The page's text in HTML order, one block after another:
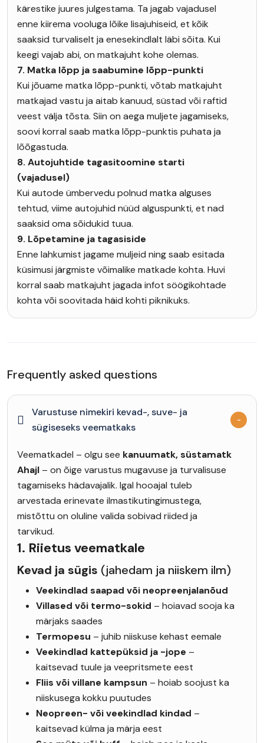
kärestike juures julgestama. Ta jagab vajadusel
enne kiirema vooluga lõike lisajuhiseid, et kõik
saaksid turvaliselt ja enesekindlalt läbi sõita. Kui
keegi vajab abi, on matkajuht kohe olemas.
7. Matka lõpp ja saabumine lõpp-punkti
Kui jõuame matka lõpp-punkti, võtab matkajuht
matkajad vastu ja aitab kanuud, süstad või raftid
veest välja tõsta. Siin on aega muljete jagamiseks,
soovi korral saab matka lõpp-punktis puhata ja
lõõgastuda.
8. Autojuhtide tagasitoomine starti
(vajadusel)
Kui autode ümbervedu polnud matka alguses
tehtud, viime autojuhid nüüd alguspunkti, et nad
saaksid oma sõidukid tuua.
9. Lõpetamine ja tagasiside
Enne lahkumist jagame muljeid ning saab esitada
küsimusi järgmiste võimalike matkade kohta. Huvi
korral saab matkajuht jagada infot söögikohtade
kohta või soovitada häid kohti piknikuks.
Frequently asked questions
Varustuse nimekiri kevad-, suve- ja
sügiseseks veematkaks
Veematkadel – olgu see kanuumatk, süstamatk
Ahajl – on õige varustus mugavuse ja turvalisuse
tagamiseks hädavajalik. Igal hooajal tuleb
arvestada erinevate ilmastikutingimustega,
mistõttu on oluline valida sobivad riided ja
tarvikud.
1. Riietus veematkale
Kevad ja sügis (jahedam ja niiskem ilm)
Veekindlad saapad või neopreenjalanõud
Villased või termo-sokid – hoiavad sooja ka
märjaks saades
Termopesu – juhib niiskuse kehast eemale
Veekindlad kattepüksid ja -jope –
kaitsevad tuule ja veepritsmete eest
Fliis või villane kampsun – hoiab soojust ka
niiskusega kokku puutudes
Neopreen- või veekindlad kindad –
kaitsevad külma ja märja eest